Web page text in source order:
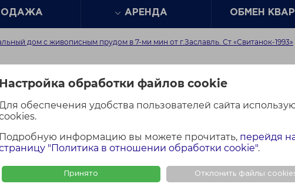
Настройка обработки файлов cookie
обеспечения удобства пользователей сайта
Подробную информацию вы можете прочитать, перейдя
"Политика в отношении обработки cookie".
Принято Отклонить файлы
АРЕНДА ОБМЕН
дом с живописным прудом в 7-ми мин от г.Заславль. Ст «Свитанок-1993»
с живописным прудом
1993»